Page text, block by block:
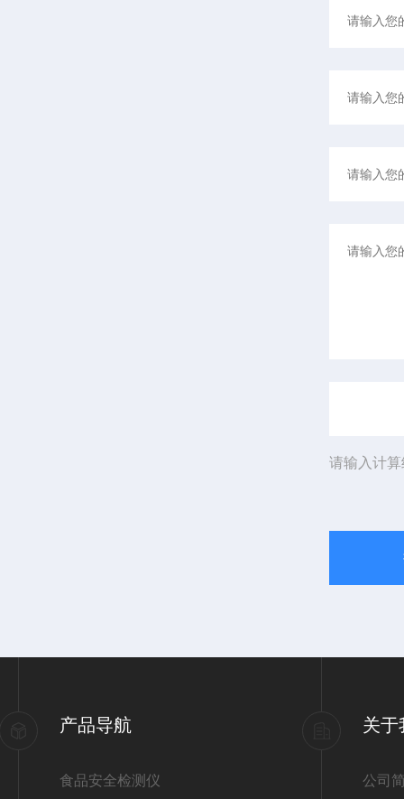
请输入计
产品导航
食品安全检测仪
关于
公司